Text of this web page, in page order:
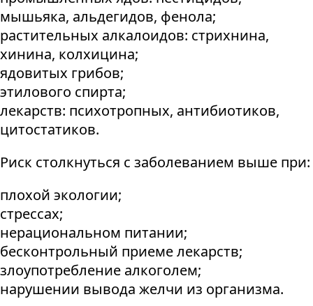
мышьяка, альдегидов, фенола;
растительных алкалоидов: стрихнина,
хинина, колхицина;
ядовитых грибов;
этилового спирта;
лекарств: психотропных, антибиотиков,
цитостатиков.
Риск столкнуться с заболеванием выше при:
плохой экологии;
стрессах;
нерациональном питании;
бесконтрольный приеме лекарств;
злоупотребление алкоголем;
нарушении вывода желчи из организма.